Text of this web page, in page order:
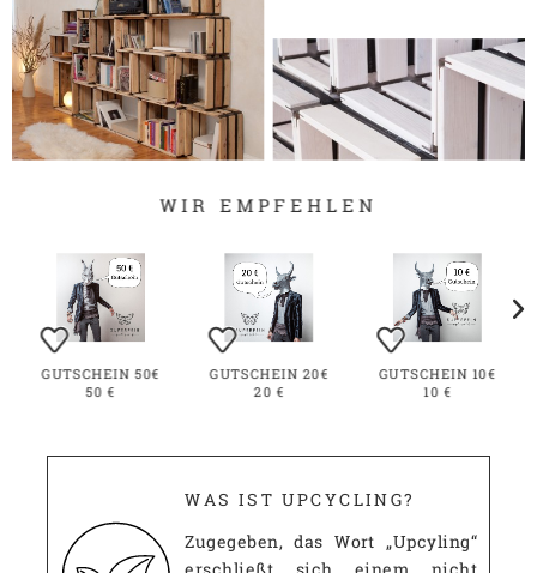
WIR EMPFEHLEN
GUTSCHEIN 50€
50 €
GUTSCHEIN 20€
20 €
GUTSCHEIN 10€
10 €
WAS IST UPCYCLING?
Zugegeben, das Wort „Upcyling“
erschließt sich einem nicht